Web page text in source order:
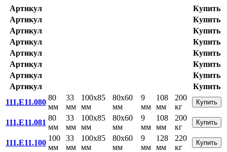
Артикул
Купить
Артикул
Купить
Артикул
Купить
Артикул
Купить
Артикул
Купить
Артикул
Купить
Артикул
Купить
Артикул
Купить
111.E11.080
80
мм
33
мм
100x85
мм
80x60
мм
9
мм
108
мм
200
кг
Купить
111.E11.081
80
мм
33
мм
100x85
мм
80x60
мм
9
мм
108
мм
200
кг
Купить
111.E11.100
100
мм
33
мм
100x85
мм
80x60
мм
9
мм
128
мм
220
кг
Купить